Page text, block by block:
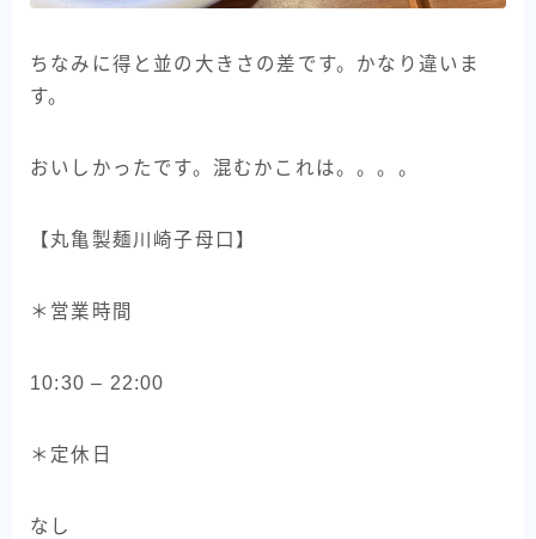
ちなみに得と並の大きさの差です。かなり違いま
す。
おいしかったです。混むかこれは。。。。
【丸亀製麺川崎子母口】
＊営業時間
10:30 – 22:00
＊定休日
なし